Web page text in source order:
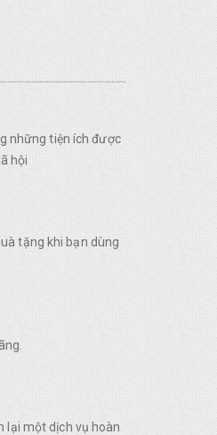
những tiện ích được
hội
tặng khi bạn dùng
lại một dịch vụ hoàn